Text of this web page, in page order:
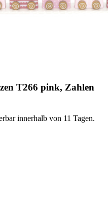
T266 pink, Zahlen
innerhalb von 11 Tagen.